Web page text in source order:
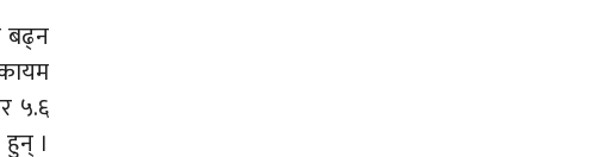
बढ्न
५.६
।